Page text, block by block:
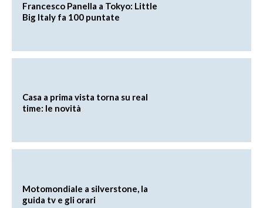
Francesco Panella a Tokyo: Little
Big Italy fa 100 puntate
Casa a prima vista torna su real
time: le novità
Motomondiale a silverstone, la
guida tv e gli orari